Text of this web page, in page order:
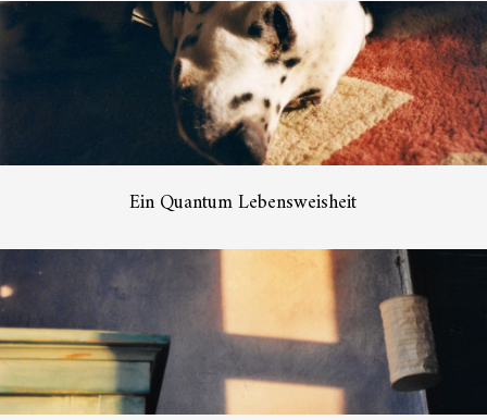
Ein Quantum Lebensweisheit